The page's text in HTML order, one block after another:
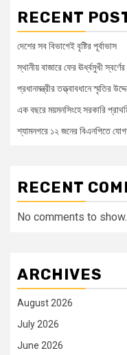
RECENT
দেশের সব বিভাগেই বৃষ্টির পূর্বাভাস
স্থানীয় বাজারে ফের ঊর্ধ্বমুখী
প্রধানমন্ত্রীর তত্ত্বাবধানে স্মৃতির
এক বছরে ময়মনসিংহে সরকারি
শ্যামনগরে ১২ জনের বিএনপিতে
RECENT
No comments to show.
ARCHIVES
August 2026
July 2026
June 2026